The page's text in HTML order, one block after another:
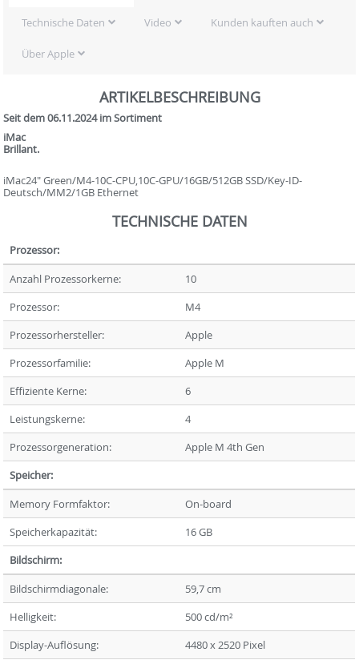
Technische Daten Video Kunden kauften auch
Über Apple
ARTIKELBESCHREIBUNG
Seit dem 06.11.2024 im Sortiment
iMac
Brillant.
iMac24" Green/M4-10C-CPU,10C-GPU/16GB/512GB SSD/Key-ID-
Deutsch/MM2/1GB Ethernet
TECHNISCHE DATEN
Prozessor:
Anzahl Prozessorkerne:
10
Prozessor:
M4
Prozessorhersteller:
Apple
Prozessorfamilie:
Apple M
Effiziente Kerne:
6
Leistungskerne:
4
Prozessorgeneration:
Apple M 4th Gen
Speicher:
Memory Formfaktor:
On-board
Speicherkapazität:
16 GB
Bildschirm:
Bildschirmdiagonale:
59,7 cm
Helligkeit:
500 cd/m²
Display-Auflösung:
4480 x 2520 Pixel